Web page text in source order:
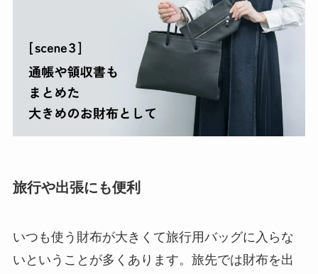
旅行や出張にも便利
いつも使う財布が大きくて旅行用バッグに入らな
いということが多くあります。旅先では財布を出